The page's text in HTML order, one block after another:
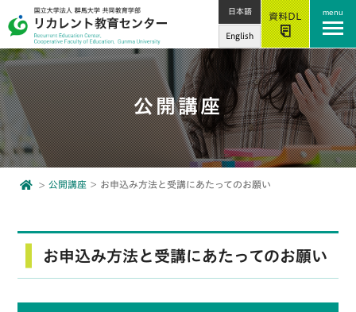
menu
資料DL
日本語
English
公開講座
公開講座 お申込み方法と受講にあたってのお願い
お申込み方法と受講にあたってのお願い